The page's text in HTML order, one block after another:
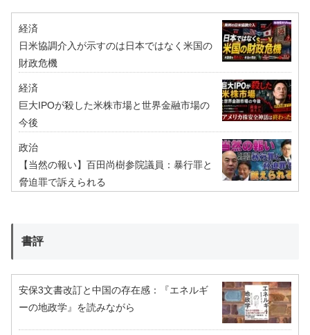
経済
日米協調介入が示すのは日本ではなく米国の
財政危機
経済
巨大IPOが殺した米株市場と世界金融市場の
今後
政治
【当然の報い】百田尚樹参院議員：暴行罪と
脅迫罪で訴えられる
書評
安保3文書改訂と中国の存在感：『エネルギ
ーの地政学』を読みながら